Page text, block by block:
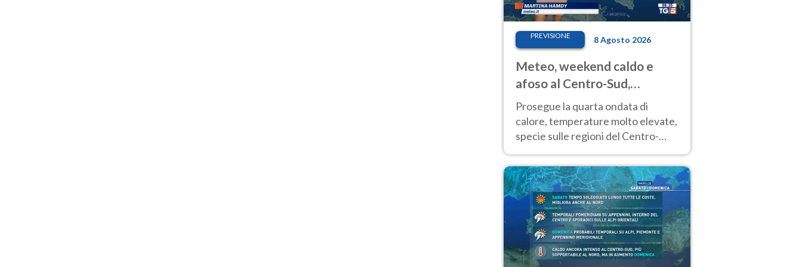
PREVISIONE 8 Agosto 2026
Meteo, weekend caldo e
afoso al Centro-Sud,
temporali sui rilievi
Prosegue la quarta ondata di
calore, temperature molto elevate,
specie sulle regioni del Centro-
aree montuose